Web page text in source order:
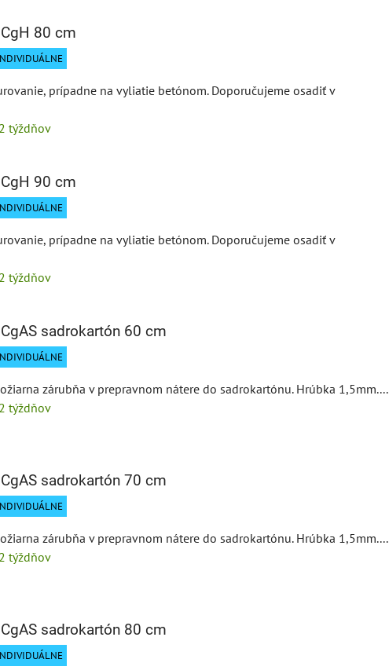
80 cm
prípadne na vyliatie betónom. Doporučujeme osadiť v
týždňov
90 cm
prípadne na vyliatie betónom. Doporučujeme osadiť v
týždňov
sadrokartón 60 cm
zárubňa v prepravnom nátere do sadrokartónu. Hrúbka 1,5mm....
týždňov
sadrokartón 70 cm
zárubňa v prepravnom nátere do sadrokartónu. Hrúbka 1,5mm....
týždňov
sadrokartón 80 cm